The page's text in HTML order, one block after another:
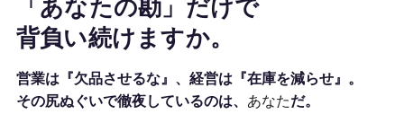
「あなたの勘」だけで
背負い続けますか。
営業は『欠品させるな』、経営は『在庫を減らせ』。
その尻ぬぐいで徹夜しているのは、 あなただ。